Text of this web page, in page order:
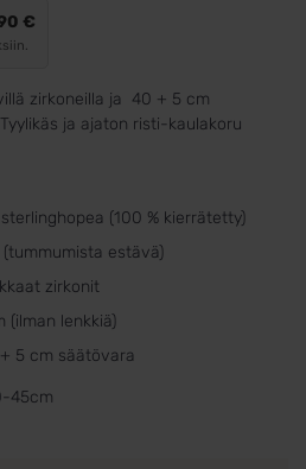
€
zirkoneilla ja 40 + 5 cm
ja ajaton risti-kaulakoru
(100 % kierrätetty)
estävä)
zirkonit
(ilman lenkkiä)
5 cm säätövara
45cm